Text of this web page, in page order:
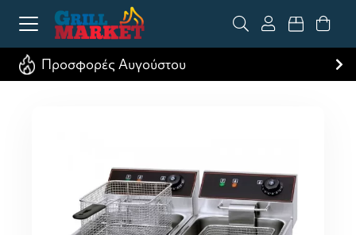
Προσφορές Αυγούστου